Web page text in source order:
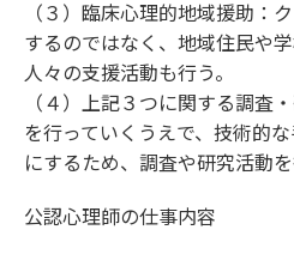
（３）臨床心理的地域援助：
するのではなく、地域住民や
人々の支援活動も行う。
（４）上記３つに関する調査
を行っていくうえで、技術的
にするため、調査や研究活動を
公認心理師の仕事内容